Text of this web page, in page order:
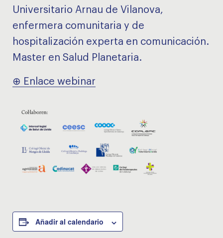
Universitario Arnau de Vilanova,
enfermera comunitaria y de
hospitalización experta en comunicación.
Master en Salud Planetaria.
⊕ Enlace webinar
Añadir al calendario